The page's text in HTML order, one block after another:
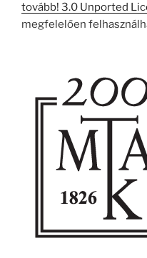
tovább! 3.0 Unported
megfelelően